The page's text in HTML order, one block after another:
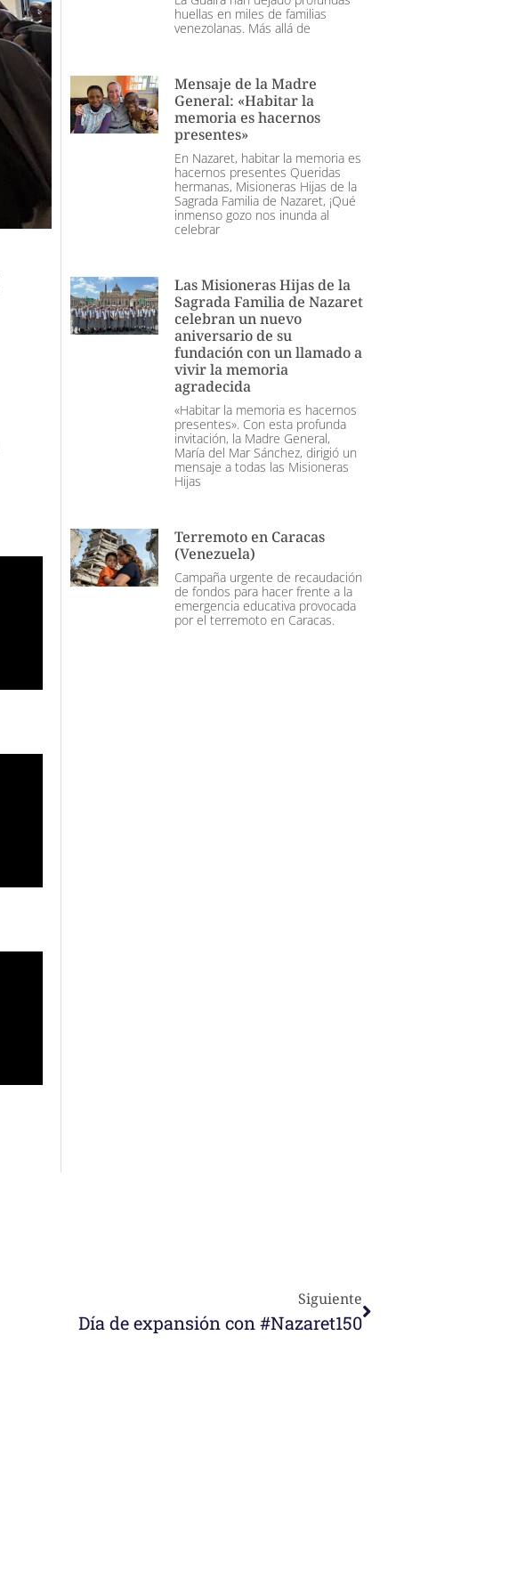
huellas en miles de familias
venezolanas. Más allá de
Mensaje de la Madre
General: «Habitar la
memoria es hacernos
presentes»
En Nazaret, habitar la memoria es
hacernos presentes Queridas
hermanas, Misioneras Hijas de la
Sagrada Familia de Nazaret, ¡Qué
inmenso gozo nos inunda al
celebrar
Las Misioneras Hijas de la
Sagrada Familia de Nazaret
celebran un nuevo
aniversario de su
fundación con un llamado a
vivir la memoria
agradecida
«Habitar la memoria es hacernos
presentes». Con esta profunda
invitación, la Madre General,
María del Mar Sánchez, dirigió un
mensaje a todas las Misioneras
Hijas
Terremoto en Caracas
(Venezuela)
Campaña urgente de recaudación
de fondos para hacer frente a la
emergencia educativa provocada
por el terremoto en Caracas.
Siguiente
Día de expansión con #Nazaret150